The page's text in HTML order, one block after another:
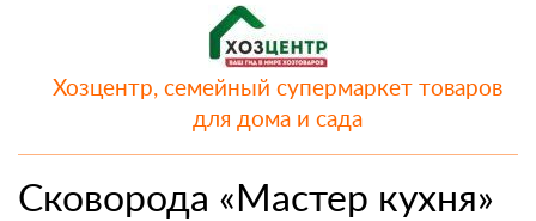
Хозцентр, семейный супермаркет товаров
для дома и сада
Сковорода «Мастер кухня»